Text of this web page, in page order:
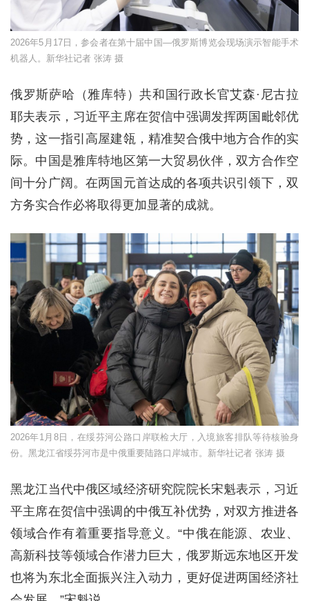
2026年5月17日，参会者在第十届中国—俄罗斯博览会现场演示智能手术
机器人。新华社记者 张涛 摄
俄罗斯萨哈（雅库特）共和国行政长官艾森·尼古拉
耶夫表示，习近平主席在贺信中强调发挥两国毗邻优
势，这一指引高屋建瓴，精准契合俄中地方合作的实
际。中国是雅库特地区第一大贸易伙伴，双方合作空
间十分广阔。在两国元首达成的各项共识引领下，双
方务实合作必将取得更加显著的成就。
2026年1月8日，在绥芬河公路口岸联检大厅，入境旅客排队等待核验身
份。黑龙江省绥芬河市是中俄重要陆路口岸城市。新华社记者 张涛 摄
黑龙江当代中俄区域经济研究院院长宋魁表示，习近
平主席在贺信中强调的中俄互补优势，对双方推进各
领域合作有着重要指导意义。“中俄在能源、农业、
高新科技等领域合作潜力巨大，俄罗斯远东地区开发
也将为东北全面振兴注入动力，更好促进两国经济社